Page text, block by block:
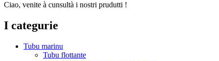
Ciao, venite à cunsultà i nostri prudutti !
I categurie
Tubu marinu
Tubu flottante